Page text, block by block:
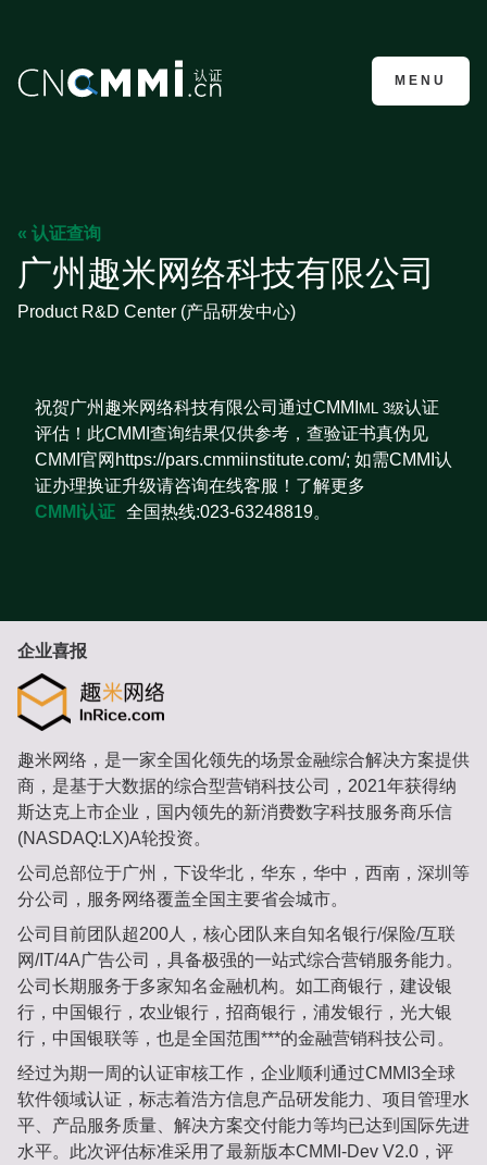
CMMI认证咨询
MENU
« 认证查询
广州趣米网络科技有限公司
Product R&D Center (产品研发中心)
祝贺广州趣米网络科技有限公司通过CMMI ML 3级认证
评估！此CMMI查询结果仅供参考，查验证书真伪见
CMMI官网https://pars.cmmiinstitute.com/; 如需CMMI认
证办理换证升级请咨询在线客服！了解更多
CMMI认证 全国热线:023-63248819。
企业喜报
趣米网络，是一家全国化领先的场景金融综合解决方案提供
商，是基于大数据的综合型营销科技公司，2021年获得纳
斯达克上市企业，国内领先的新消费数字科技服务商乐信
(NASDAQ:LX)A轮投资。
公司总部位于广州，下设华北，华东，华中，西南，深圳等
分公司，服务网络覆盖全国主要省会城市。
公司目前团队超200人，核心团队来自知名银行/保险/互联
网/IT/4A广告公司，具备极强的一站式综合营销服务能力。
公司长期服务于多家知名金融机构。如工商银行，建设银
行，中国银行，农业银行，招商银行，浦发银行，光大银
行，中国银联等，也是全国范围***的金融营销科技公司。
经过为期一周的认证审核工作，企业顺利通过CMMI3全球
软件领域认证，标志着浩方信息产品研发能力、项目管理水
平、产品服务质量、解决方案交付能力等均已达到国际先进
水平。此次评估标准采用了最新版本CMMI-Dev V2.0，评